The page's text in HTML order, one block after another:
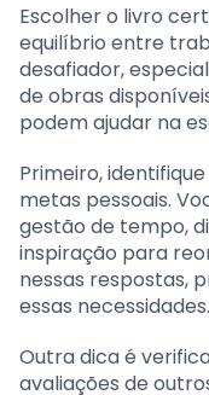
Escolher o livro
equilíbrio entre
desafiador,
de obras
podem ajudar na
Primeiro,
metas pessoais.
gestão de tempo,
inspiração para
nessas respostas,
essas necessidades.
Outra dica é
avaliações de